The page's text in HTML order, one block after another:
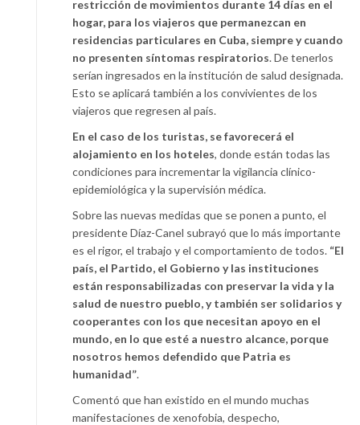
restricción de movimientos durante 14 días en el
hogar, para los viajeros que permanezcan en
residencias particulares en Cuba, siempre y cuando
no presenten síntomas respiratorios. De tenerlos
serían ingresados en la institución de salud designada.
Esto se aplicará también a los convivientes de los
viajeros que regresen al país.
En el caso de los turistas, se favorecerá el
alojamiento en los hoteles, donde están todas las
condiciones para incrementar la vigilancia clínico-
epidemiológica y la supervisión médica.
Sobre las nuevas medidas que se ponen a punto, el
presidente Díaz-Canel subrayó que lo más importante
es el rigor, el trabajo y el comportamiento de todos. “El
país, el Partido, el Gobierno y las instituciones
están responsabilizadas con preservar la vida y la
salud de nuestro pueblo, y también ser solidarios y
cooperantes con los que necesitan apoyo en el
mundo, en lo que esté a nuestro alcance, porque
nosotros hemos defendido que Patria es
humanidad”.
Comentó que han existido en el mundo muchas
manifestaciones de xenofobia, despecho,